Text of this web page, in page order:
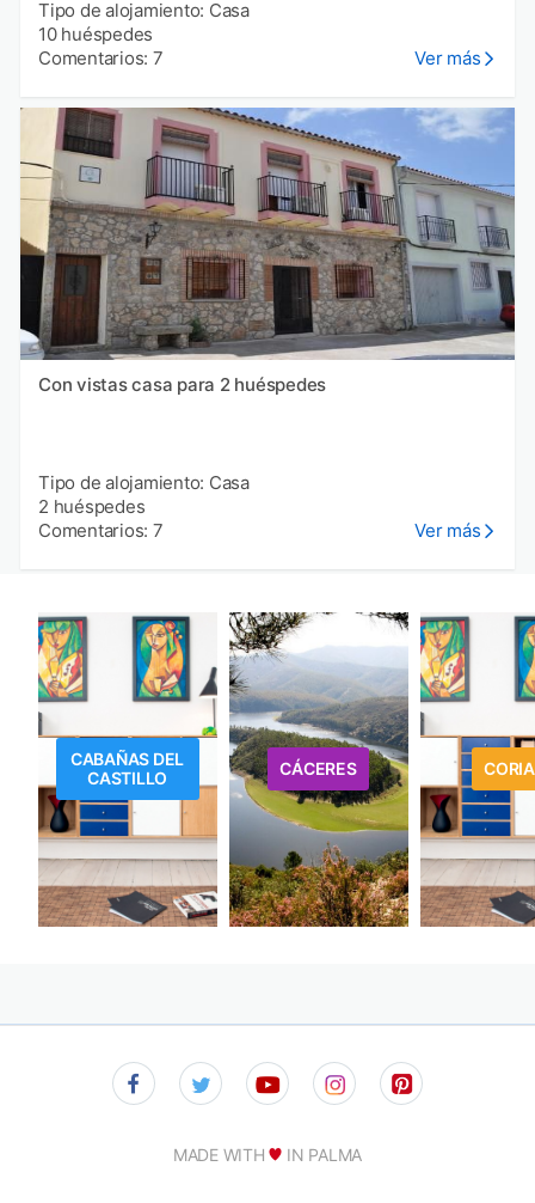
Tipo de alojamiento: Casa
10 huéspedes
Comentarios: 7
Ver más
Con vistas casa para 2 huéspedes
Tipo de alojamiento: Casa
2 huéspedes
Comentarios: 7
Ver más
CABAÑAS DEL
CASTILLO
CÁCERES CORIA
MADE WITH IN PALMA